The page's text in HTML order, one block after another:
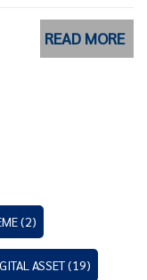
READ MORE
(2)
ASSET(19)